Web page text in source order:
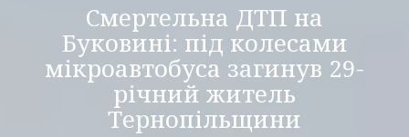
Смертельна ДТП на
Буковині: під колесами
мікроавтобуса загинув 29-
річний житель
Тернопільщини